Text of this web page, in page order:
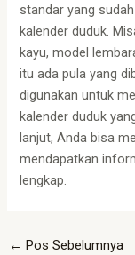
standar yang
kalender duduk.
kayu, model
itu ada pula yang
digunakan untuk
kalender duduk
lanjut, Anda bisa
mendapatkan
lengkap.
← Pos Sebelumnya